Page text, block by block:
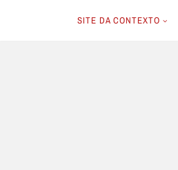
SITE DA CONTEXTO